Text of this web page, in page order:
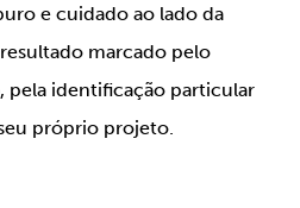
e cuidado ao lado da
marcado pelo
pela identificação particular
próprio projeto.